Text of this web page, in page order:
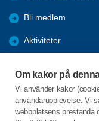
Om kakor på
Vi använder kakor
användarupplevelse. Vi
webbplatsens prestanda
Bli medlem
Aktiviteter
Referat
Årsmöten